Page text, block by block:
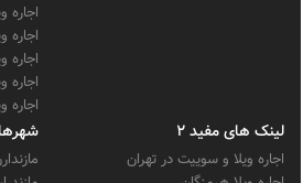
اجاره
اجاره
اجاره
اجاره
اجاره
لینک های مفید 2
اجاره ویلا و سوییت در تهران